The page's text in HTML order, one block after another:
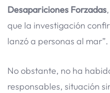
Desapariciones Forzadas
que la investigación
lanzó a personas al mar”.
No obstante, no ha
responsables, situación